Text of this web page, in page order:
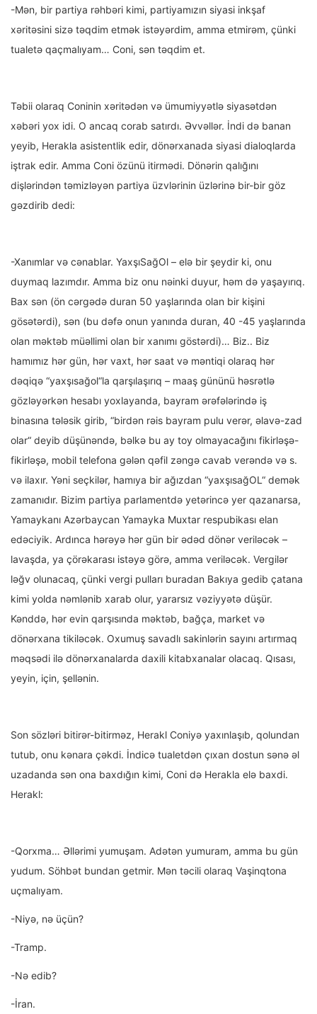
-Mən, bir partiya rəhbəri kimi, partiyamızın siyasi inkşaf
xəritəsini sizə təqdim etmək istəyərdim, amma etmirəm, çünki
tualetə qaçmalıyam… Coni, sən təqdim et.
Təbii olaraq Coninin xəritədən və ümumiyyətlə siyasətdən
xəbəri yox idi. O ancaq corab satırdı. Əvvəllər. İndi də banan
yeyib, Herakla asistentlik edir, dönərxanada siyasi dialoqlarda
iştrak edir. Amma Coni özünü itirmədi. Dönərin qalığını
dişlərindən təmizləyən partiya üzvlərinin üzlərinə bir-bir göz
gəzdirib dedi:
-Xanımlar və cənablar. YaxşıSağOl – elə bir şeydir ki, onu
duymaq lazımdır. Amma biz onu nəinki duyur, həm də yaşayırıq.
Bax sən (ön cərgədə duran 50 yaşlarında olan bir kişini
gösətərdi), sən (bu dəfə onun yanında duran, 40 -45 yaşlarında
olan məktəb müəllimi olan bir xanımı göstərdi)… Biz.. Biz
hamımız hər gün, hər vaxt, hər saat və məntiqi olaraq hər
dəqiqə “yaxşısağol“la qarşılaşırıq – maaş gününü həsrətlə
gözləyərkən hesabı yoxlayanda, bayram ərəfələrində iş
binasına tələsik girib, “birdən rəis bayram pulu verər, əlavə-zad
olar“ deyib düşünəndə, bəlkə bu ay toy olmayacağını fikirləşə-
fikirləşə, mobil telefona gələn qəfil zəngə cavab verəndə və s.
və ilaxır. Yəni seçkilər, hamıya bir ağızdan “yaxşısağOL“ demək
zamanıdır. Bizim partiya parlamentdə yetərincə yer qazanarsa,
Yamaykanı Azərbaycan Yamayka Muxtar respubikası elan
edəciyik. Ardınca hərəyə hər gün bir ədəd dönər veriləcək –
lavaşda, ya çörəkarası istəyə görə, amma veriləcək. Vergilər
ləğv olunacaq, çünki vergi pulları buradan Bakıya gedib çatana
kimi yolda nəmlənib xarab olur, yararsız vəziyyətə düşür.
Kənddə, hər evin qarşısında məktəb, bağça, market və
dönərxana tikiləcək. Oxumuş savadlı sakinlərin sayını artırmaq
məqsədi ilə dönərxanalarda daxili kitabxanalar olacaq. Qısası,
yeyin, için, şellənin.
Son sözləri bitirər-bitirməz, Herakl Coniyə yaxınlaşıb, qolundan
tutub, onu kənara çəkdi. İndicə tualetdən çıxan dostun sənə əl
uzadanda sən ona baxdığın kimi, Coni də Herakla elə baxdi.
Herakl:
-Qorxma… Əllərimi yumuşam. Adətən yumuram, amma bu gün
yudum. Söhbət bundan getmir. Mən təcili olaraq Vaşinqtona
uçmalıyam.
-Niyə, nə üçün?
-Tramp.
-Nə edib?
-İran.